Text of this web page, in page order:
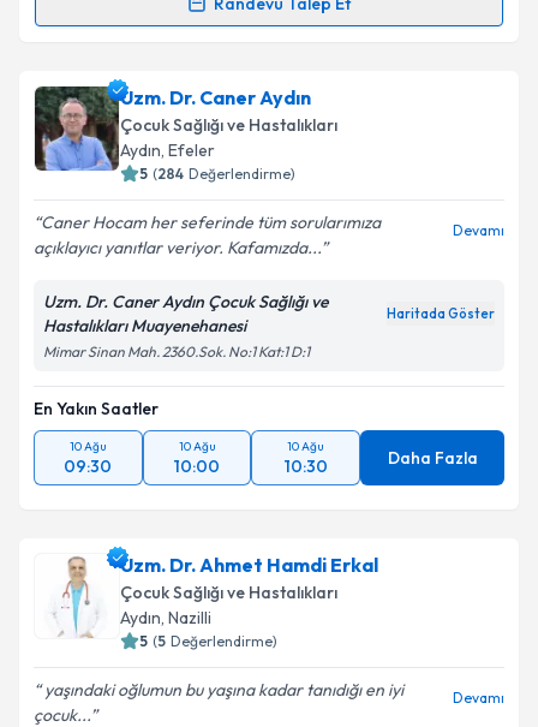
Randevu Takvimi Talebi
Uzm. Dr. Aslı Akıniçin randevu takvimi talebi
oluşturun. Size bu uzmandan randevu almanız için bir
takvim hazırlandığında e-posta ile bilgilendireceğiz.
Kişisel verilerimin işlenmesine ilişkin
Aydınlatma
Metni'ni okudum ve kişisel verilerimin belirtilen
kapsamda işlenmesini kabul ediyorum.
Takvim Talebini Gönder
Uzm. Dr. Caner Aydın
Çocuk Sağlığı ve Hastalıkları
Aydın, Efeler
5 (284 Değerlendirme)
Caner Hocam her seferinde tüm sorularımıza
açıklayıcı yanıtlar veriyor. Kafamızda...
Devamı
Uzm. Dr. Caner Aydın Çocuk Sağlığı ve
Hastalıkları Muayenehanesi
Haritada Göster
Mimar Sinan Mah. 2360.Sok. No:1 Kat:1 D:1
En Yakın Saatler
10 Ağu
09:30
10 Ağu
10:00
10 Ağu
10:30 Daha Fazla
Uzm. Dr. Ahmet Hamdi Erkal
Çocuk Sağlığı ve Hastalıkları
Aydın, Nazilli
5 (5 Değerlendirme)
yaşındaki oğlumun bu yaşına kadar tanıdığı en iyi
çocuk...
Devamı